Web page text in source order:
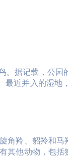
据记载，公
近并入的湿地
角羚、貂羚和
其他动物，包